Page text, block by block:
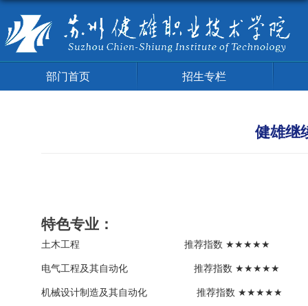
部门首页 招生专栏
健雄继
特色专业 ：
土木工程 推荐指数 ★★★★★
电气工程及其自动化 推荐指数 ★★★★★
机械设计制造及其自动化 推荐指数 ★★★★★